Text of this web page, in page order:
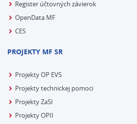
Register účtovných závierok
OpenData MF
CES
PROJEKTY MF SR
Projekty OP EVS
Projekty technickej pomoci
Projekty ZaSI
Projekty OPII